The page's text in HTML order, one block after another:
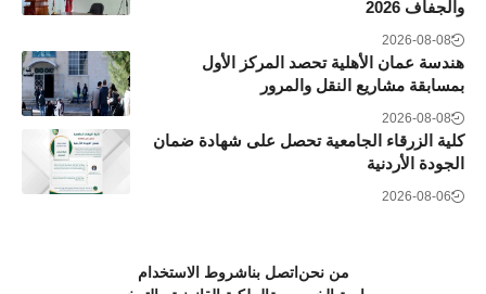
والجفاف 2026
2026-08-08
هندسة عمان الأهلية تحصد المركز الأول
بمسابقة مشاريع النقل والمرور
2026-08-08
كلية الزرقاء الجامعية تحصل على شهادة ضمان
الجودة الأردنية
2026-08-06
من نحن اتصل بناشروط الاستخدام